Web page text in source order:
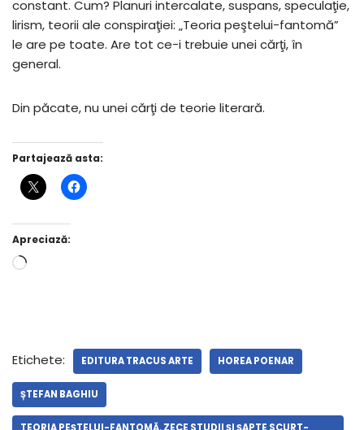
constant. Cum? Planuri intercalate, suspans, speculaţie,
lirism, teorii ale conspiraţiei: „Teoria peştelui-fantomă”
le are pe toate. Are tot ce-i trebuie unei cărţi, în
general.
Din păcate, nu unei cărţi de teorie literară.
Partajează asta:
Apreciază:
Etichete: EDITURA TRACUS ARTE HOREA POENAR
ȘTEFAN BAGHIU